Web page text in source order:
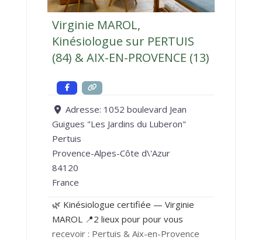
Virginie MAROL,
Kinésiologue sur PERTUIS
(84) & AIX-EN-PROVENCE (13)
Adresse: 1052 boulevard Jean
Guigues "Les Jardins du Luberon"
Pertuis
Provence-Alpes-Côte d\'Azur
84120
France
🌿 Kinésiologue certifiée — Virginie
MAROL 📍2 lieux pour pour vous
recevoir : Pertuis & Aix-en-Provence